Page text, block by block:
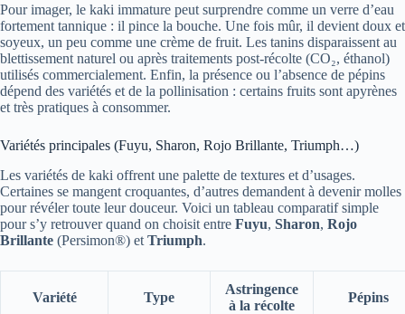
Pour imager, le kaki immature peut surprendre comme un verre d’eau
fortement tannique : il pince la bouche. Une fois mûr, il devient doux et
soyeux, un peu comme une crème de fruit. Les tanins disparaissent au
blettissement naturel ou après traitements post-récolte (CO₂, éthanol)
utilisés commercialement. Enfin, la présence ou l’absence de pépins
dépend des variétés et de la pollinisation : certains fruits sont apyrènes
et très pratiques à consommer.
Variétés principales (Fuyu, Sharon, Rojo Brillante, Triumph…)
Les variétés de kaki offrent une palette de textures et d’usages.
Certaines se mangent croquantes, d’autres demandent à devenir molles
pour révéler toute leur douceur. Voici un tableau comparatif simple
pour s’y retrouver quand on choisit entre Fuyu, Sharon, Rojo
Brillante (Persimon®) et Triumph.
Variété Type
Astringence
à la récolte
Pépins